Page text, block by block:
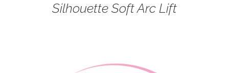
Silhouette Soft Arc Lift